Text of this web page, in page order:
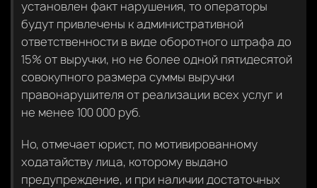
установлен факт нарушения, то операторы
будут привлечены к административной
ответственности в виде оборотного штрафа до
15% от выручки, но не более одной пятидесятой
совокупного размера суммы выручки
правонарушителя от реализации всех услуг и
не менее 100 000 руб.
Но, отмечает юрист, по мотивированному
ходатайству лица, которому выдано
предупреждение, и при наличии достаточных